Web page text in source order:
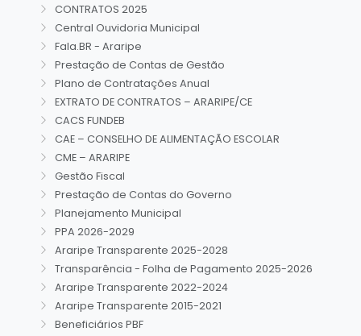
CONTRATOS 2025
Central Ouvidoria Municipal
Fala.BR - Araripe
Prestação de Contas de Gestão
Plano de Contratações Anual
EXTRATO DE CONTRATOS – ARARIPE/CE
CACS FUNDEB
CAE – CONSELHO DE ALIMENTAÇÃO ESCOLAR
CME – ARARIPE
Gestão Fiscal
Prestação de Contas do Governo
Planejamento Municipal
PPA 2026-2029
Araripe Transparente 2025-2028
Transparência - Folha de Pagamento 2025-2026
Araripe Transparente 2022-2024
Araripe Transparente 2015-2021
Beneficiários PBF